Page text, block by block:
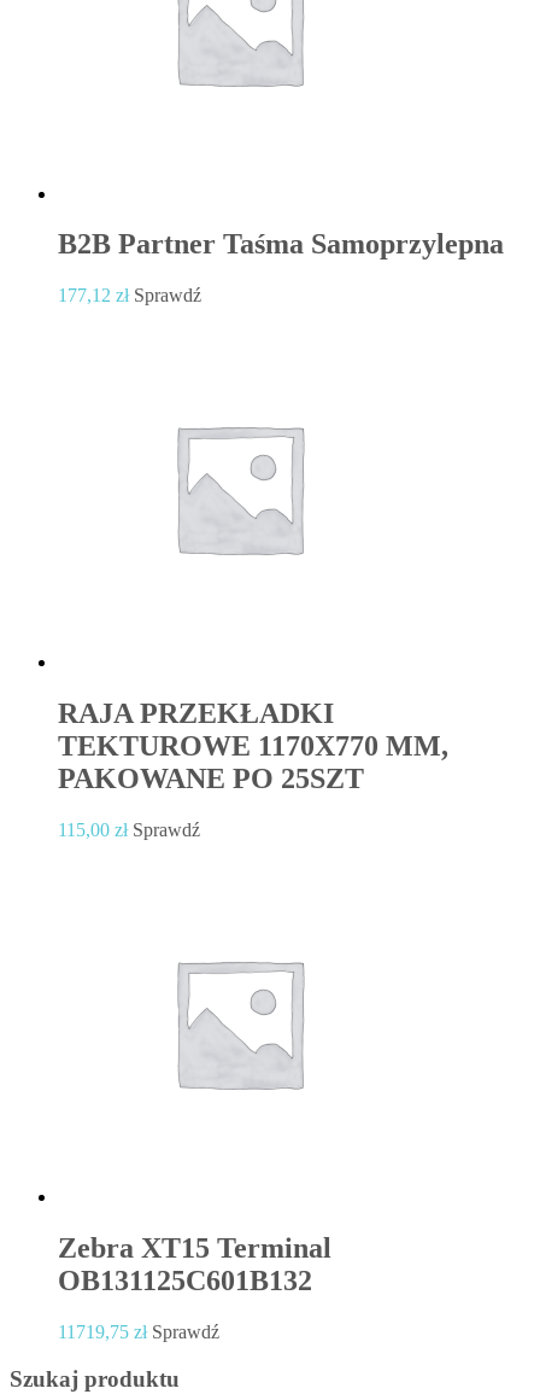
B2B Partner Taśma Samoprzylepna
177,12 zł Sprawdź
RAJA PRZEKŁADKI
TEKTUROWE 1170X770 MM,
PAKOWANE PO 25SZT
115,00 zł Sprawdź
Zebra XT15 Terminal
OB131125C601B132
11719,75 zł Sprawdź
Szukaj produktu